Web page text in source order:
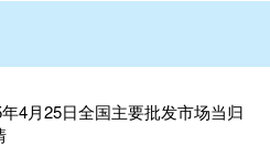
4月25日全国主要批发市场当归